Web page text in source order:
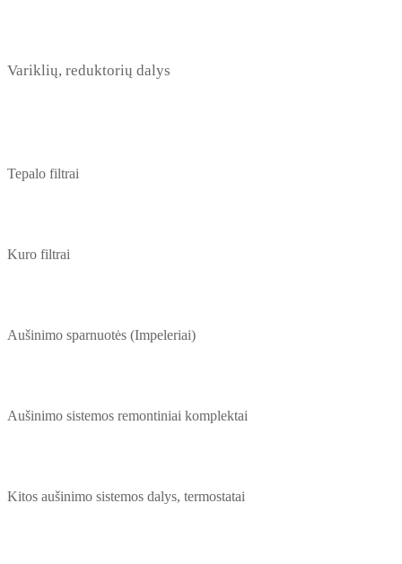
Variklių, reduktorių dalys
Tepalo filtrai
Kuro filtrai
Aušinimo sparnuotės (Impeleriai)
Aušinimo sistemos remontiniai komplektai
Kitos aušinimo sistemos dalys, termostatai